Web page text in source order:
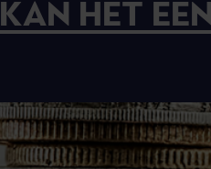
KAN HET